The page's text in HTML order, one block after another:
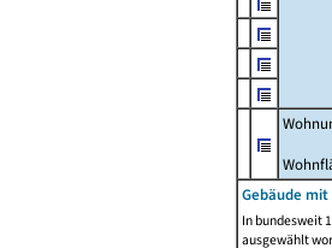
Gebäude
In bundesweit
ausgewählt